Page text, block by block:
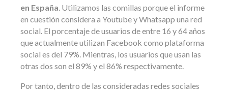
en España. Utilizamos las comillas porque el informe
en cuestión considera a Youtube y Whatsapp una red
social. El porcentaje de usuarios de entre 16 y 64 años
que actualmente utilizan Facebook como plataforma
social es del 79%. Mientras, los usuarios que usan las
otras dos son el 89% y el 86% respectivamente.
Por tanto, dentro de las consideradas redes sociales